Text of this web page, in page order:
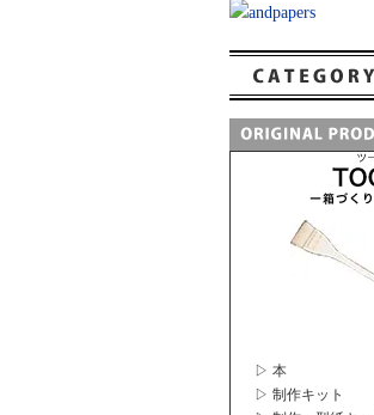
▷ 本
▷ 制作キット